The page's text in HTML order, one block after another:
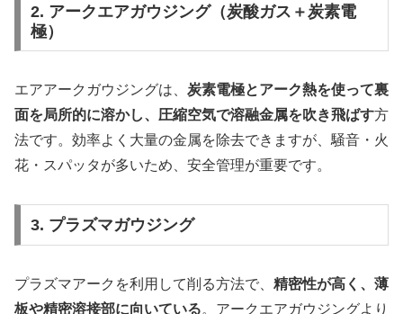
2. アークエアガウジング（炭酸ガス＋炭素電
極）
エアアークガウジングは、 炭素電極とアーク熱を使って裏
面を局所的に溶かし、圧縮空気で溶融金属を吹き飛ばす方
法です。効率よく大量の金属を除去できますが、騒音・火
花・スパッタが多いため、安全管理が重要です。
3. プラズマガウジング
プラズマアークを利用して削る方法で、 精密性が高く、薄
板や精密溶接部に向いている。アークエアガウジングより